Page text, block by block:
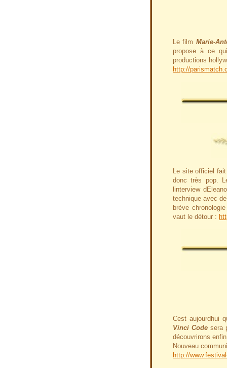
Le film Marie-
propose à ce
productions
http://
Le site officiel
donc très pop.
linterview
technique avec
brève
vaut le détour :
Cest aujourdhui
Vinci Code sera
découvrirons
Nouveau
http://